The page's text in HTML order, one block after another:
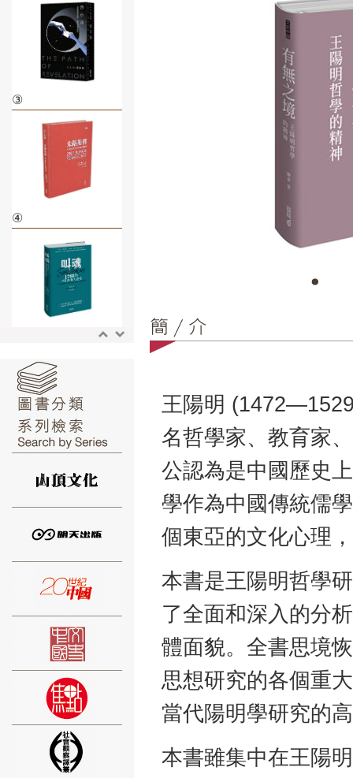
③
④
⑥
王陽明
名哲學家、教育家
公認為是中國歷史
學作為中國傳統儒
個東亞的文化心理
本書是王陽明哲學
了全面和深入的分
體面貌。全書思境
思想研究的各個重
當代陽明學研究的
本書雖集中在王陽